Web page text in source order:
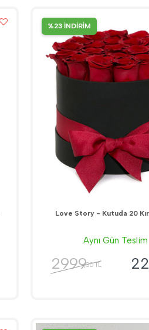
%23 İNDİRİM
Love Story - Kutuda 20
Aynı Gün Teslim
2999,00 TL